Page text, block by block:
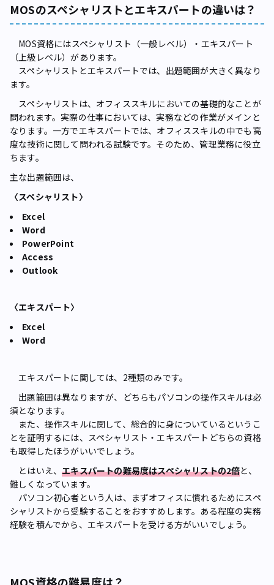
MOSのスペシャリストとエキスパートの違いは？
MOS資格にはスペシャリスト（一般レベル）・エキスパート
（上級レベル）があります。
スペシャリストとエキスパートでは、出題範囲が大きく異なり
ます。
スペシャリストは、オフィススキルにおいての基礎的なことが
問われます。実際の仕事においては、実務などの作業がメインと
なります。一方でエキスパートでは、オフィススキルの中でも高
度な技術に関して問われる試験です。そのため、管理業務に役立
ちます。
主な出題範囲は、
〈スペシャリスト〉
Excel
Word
PowerPoint
Access
Outlook
〈エキスパート〉
Excel
Word
エキスパートに関しては、2種類のみです。
出題範囲は異なりますが、どちらもパソコンの操作スキルは必
須となります。
また、操作スキルに関して、総合的に身についているというこ
とを証明するには、スペシャリスト・エキスパートどちらの資格
も取得したほうがいいでしょう。
とはいえ、エキスパートの難易度はスペシャリストの2倍と、
難しくなっています。
パソコン初心者という人は、まずオフィスに慣れるためにスペ
シャリストから受験することをおすすめします。ある程度の実務
経験を積んでから、エキスパートを受ける方がいいでしょう。
MOS資格の難易度は？